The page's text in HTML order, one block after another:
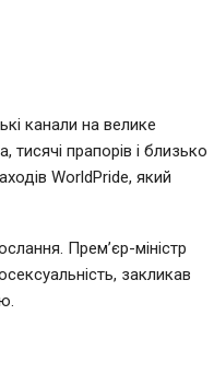
канали на велике
прапорів і близько
WorldPride, який
Прем’єр-міністр
закликав